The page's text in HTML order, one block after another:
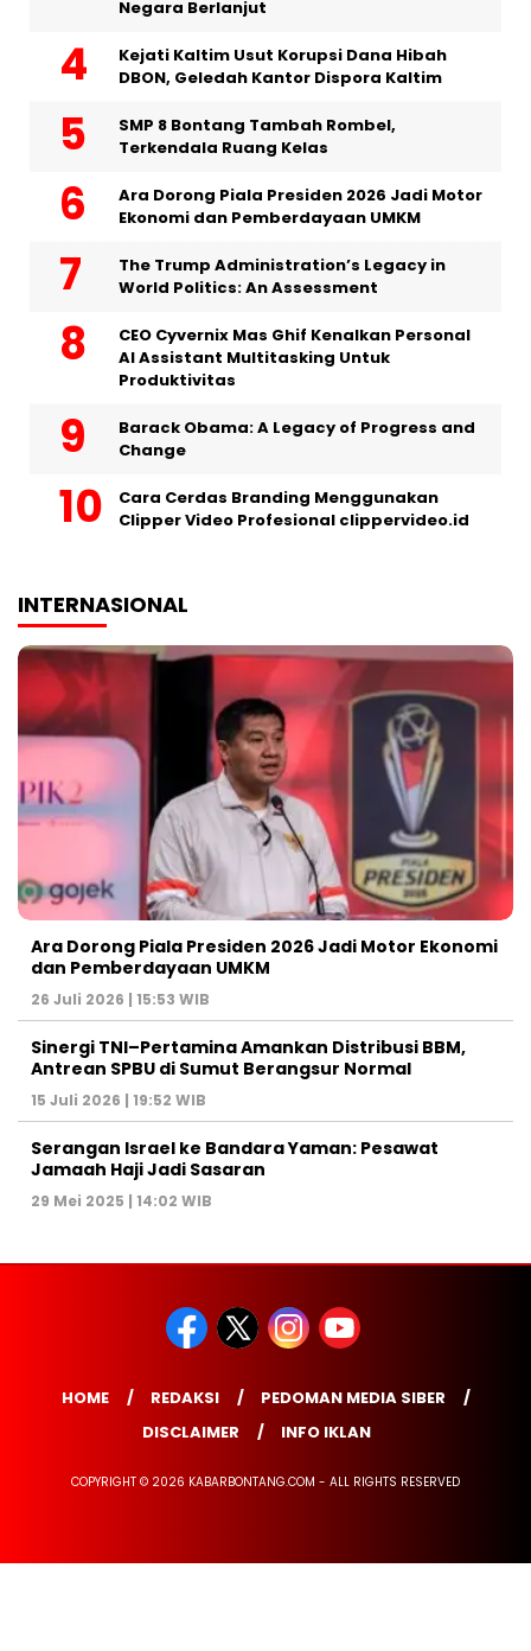
Negara Berlanjut
Kejati Kaltim Usut Korupsi Dana Hibah
DBON, Geledah Kantor Dispora Kaltim
SMP 8 Bontang Tambah Rombel,
Terkendala Ruang Kelas
Ara Dorong Piala Presiden 2026 Jadi Motor
Ekonomi dan Pemberdayaan UMKM
The Trump Administration’s Legacy in
World Politics: An Assessment
CEO Cyvernix Mas Ghif Kenalkan Personal
AI Assistant Multitasking Untuk
Produktivitas
Barack Obama: A Legacy of Progress and
Change
Cara Cerdas Branding Menggunakan
Clipper Video Profesional clippervideo.id
INTERNASIONAL
Ara Dorong Piala Presiden 2026 Jadi Motor Ekonomi
dan Pemberdayaan UMKM
26 Juli 2026 | 15:53 WIB
Sinergi TNI–Pertamina Amankan Distribusi BBM,
Antrean SPBU di Sumut Berangsur Normal
15 Juli 2026 | 19:52 WIB
Serangan Israel ke Bandara Yaman: Pesawat
Jamaah Haji Jadi Sasaran
29 Mei 2025 | 14:02 WIB
HOME REDAKSI
PEDOMAN MEDIA SIBER
DISCLAIMER
INFO IKLAN
COPYRIGHT © 2026 KABARBONTANG.COM - ALL RIGHTS RESERVED